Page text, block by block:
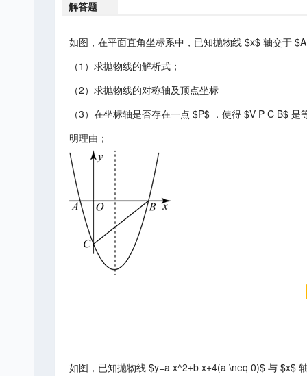
解答题
如图，在平面直角坐标系中，已知抛物线 $x$ 轴交于
（1）求拋物线的解析式；
（2）求抛物线的对称轴及顶点坐标
（3）在坐标轴是否存在一点 $P$ ．使得 $V P C B$
明理由；
如图，已知抛物线 $y=a x^2+b x+4(a \neq 0)$ 与 $x$